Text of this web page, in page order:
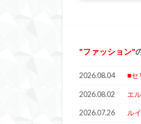
ファッション
2026.08.04 ■セ
2026.08.02 エ
2026.07.26 ル